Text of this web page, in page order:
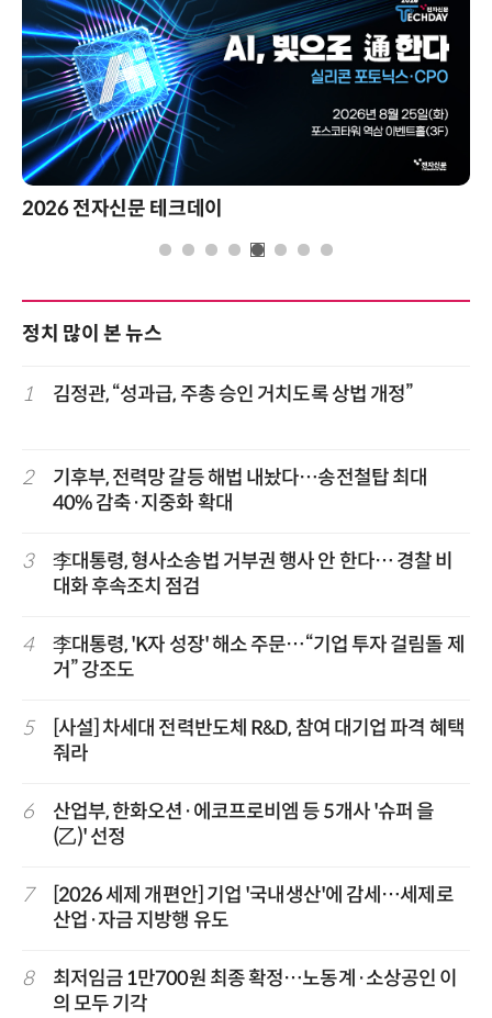
2026 전자신문 테크데이
정치 많이 본 뉴스
1 김정관, “성과급, 주총 승인 거치도록 상법 개정”
2
기후부, 전력망 갈등 해법 내놨다…송전철탑 최대
40% 감축·지중화 확대
3
李대통령, 형사소송법 거부권 행사 안 한다… 경찰 비
대화 후속조치 점검
4
李대통령, 'K자 성장' 해소 주문…“기업 투자 걸림돌 제
거” 강조도
5
[사설] 차세대 전력반도체 R&D, 참여 대기업 파격 혜택
줘라
6
산업부, 한화오션·에코프로비엠 등 5개사 '슈퍼 을
(乙)' 선정
7
[2026 세제 개편안] 기업 '국내생산'에 감세…세제로
산업·자금 지방행 유도
8
최저임금 1만700원 최종 확정…노동계·소상공인 이
의 모두 기각